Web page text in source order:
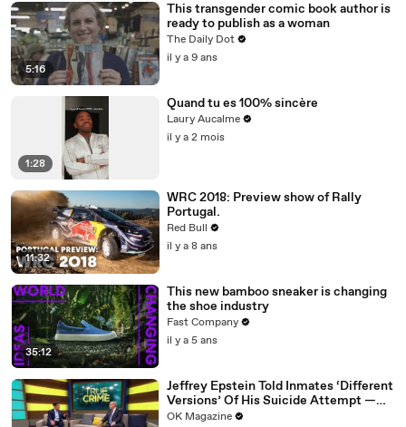
5:16
This transgender comic book author is
ready to publish as a woman
The Daily Dot
il y a 9 ans
1:28
Quand tu es 100% sincère
Laury Aucalme
il y a 2 mois
11:32
WRC 2018: Preview show of Rally
Portugal.
Red Bull
il y a 8 ans
35:12
This new bamboo sneaker is changing
the shoe industry
Fast Company
il y a 5 ans
Jeffrey Epstein Told Inmates ‘Different
Versions’ Of His Suicide Attempt —
Watch
OK Magazine